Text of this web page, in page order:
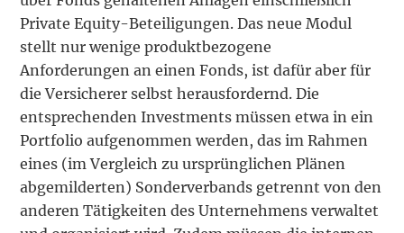
Private Equity-Beteiligungen. Das neue Modul
stellt nur wenige produktbezogene
Anforderungen an einen Fonds, ist dafür aber für
die Versicherer selbst herausfordernd. Die
entsprechenden Investments müssen etwa in ein
Portfolio aufgenommen werden, das im Rahmen
eines (im Vergleich zu ursprünglichen Plänen
abgemilderten) Sonderverbands getrennt von den
anderen Tätigkeiten des Unternehmens verwaltet